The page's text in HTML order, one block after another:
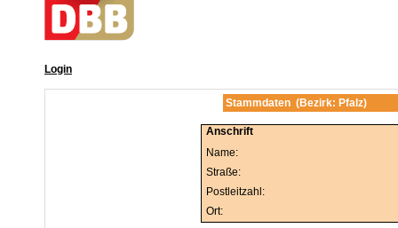
Login
Stammdaten (Bezirk: Pfalz)
Anschrift
Name:
Straße:
Postleitzahl:
Ort: